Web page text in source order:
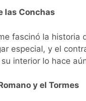
las Conchas
fascinó la
especial, y el
interior lo hace
y el Tormes